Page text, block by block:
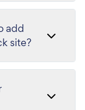
add
site?